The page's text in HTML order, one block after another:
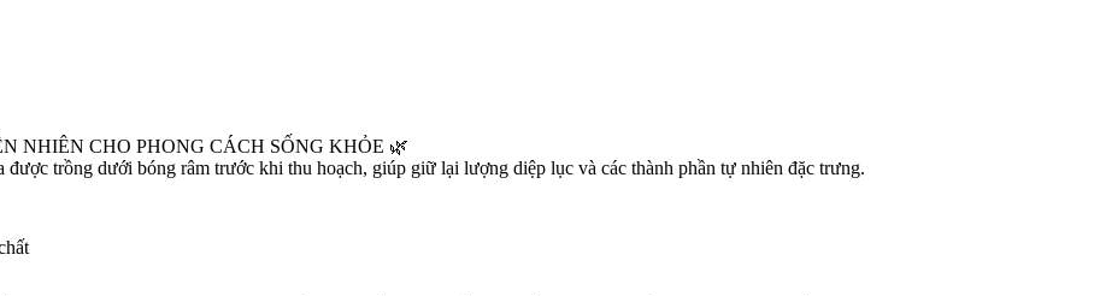
NHIÊN CHO PHONG CÁCH SỐNG KHỎE 🌿
trồng dưới bóng râm trước khi thu hoạch, giúp giữ lại lượng diệp lục và các thành phần tự nhiên đặc trưng.